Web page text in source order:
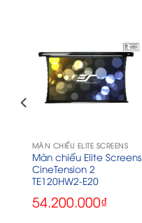
MÀN CHIẾU ELITE SCREENS
Màn chiếu Elite Screens
CineTension 2
TE120HW2-E20
54.200.000₫